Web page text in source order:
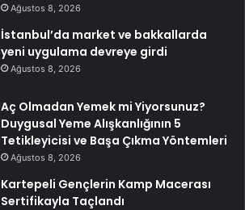
Ağustos 8, 2026
İstanbul’da market ve bakkallarda
yeni uygulama devreye girdi
Ağustos 8, 2026
Aç Olmadan Yemek mi Yiyorsunuz?
Duygusal Yeme Alışkanlığının 5
Tetikleyicisi ve Başa Çıkma Yöntemleri
Ağustos 8, 2026
Kartepeli Gençlerin Kamp Macerası
Sertifikayla Taçlandı